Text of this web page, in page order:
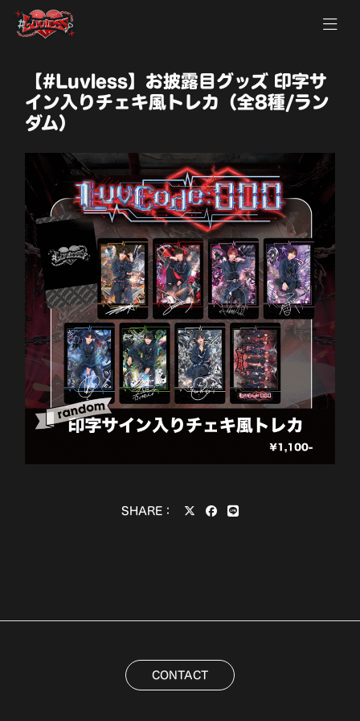
【#Luvless】お披露目グッズ 印字サ
イン入りチェキ風トレカ（全8種/ラン
ダム）
SHARE：
CONTACT